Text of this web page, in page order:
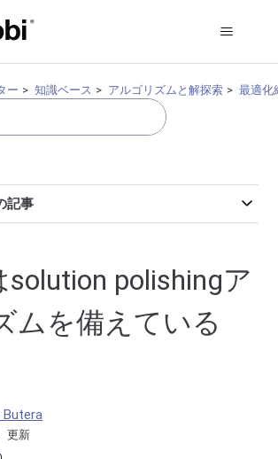
ー 知識ベース アルゴリズムと解探索 最適化
記事
solution polishingア
ムを備えている
Butera
更新